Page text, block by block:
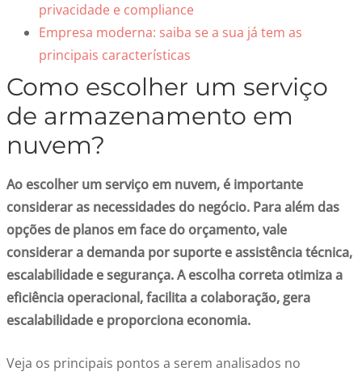
privacidade e compliance
Empresa moderna: saiba se a sua já tem as
principais características
Como escolher um serviço
de armazenamento em
nuvem?
Ao escolher um serviço em nuvem, é importante
considerar as necessidades do negócio. Para além das
opções de planos em face do orçamento, vale
considerar a demanda por suporte e assistência técnica,
escalabilidade e segurança. A escolha correta otimiza a
eficiência operacional, facilita a colaboração, gera
escalabilidade e proporciona economia.
Veja os principais pontos a serem analisados no